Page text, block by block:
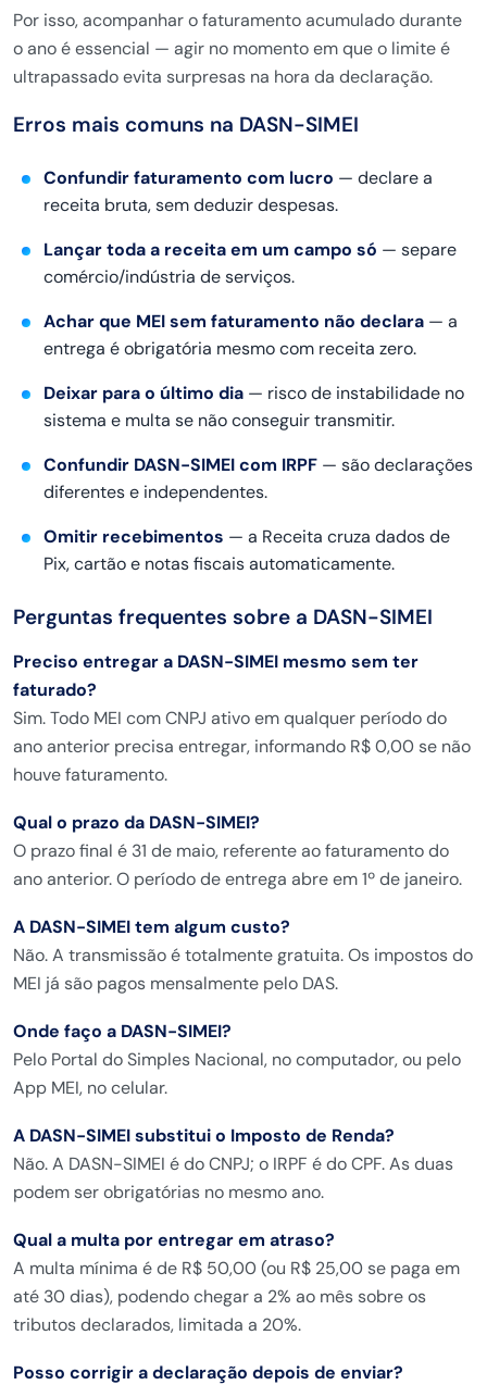
Por isso, acompanhar ofaturamento acumulado durante
o ano éessencial — agir no momento em que o limite é
ultrapassado evita surpresas na hora da declaração.
Erros mais comuns na DASN-SIMEI
Confundir faturamento com lucro — declare a
receita bruta, sem deduzirdespesas.
Lançar toda a receita em um campo só — separe
comércio/indústria deserviços.
Achar que MEI sem faturamento não declara — a
entrega é obrigatória mesmocom receita zero.
Deixar para o último dia — risco de instabilidade no
sistema e multa se nãoconseguir transmitir.
Confundir DASN-SIMEI com IRPF — sãodeclarações
diferentes e independentes.
Omitir recebimentos — a Receita cruza dados de
Pix, cartão e notasfiscais automaticamente.
Perguntas frequentes sobre a DASN-SIMEI
Preciso entregar a DASN-SIMEI mesmo sem ter
faturado?
Sim. Todo MEI comCNPJ ativo em qualquer período do
anoanterior precisa entregar, informando R$ 0,00 se não
houve faturamento.
Qual o prazo da DASN-SIMEI?
O prazofinal é 31 de maio, referente aofaturamento do
ano anterior. O períodode entrega abre em 1º de janeiro.
A DASN-SIMEI tem algum custo?
Não.A transmissão é totalmente gratuita. Os impostos do
MEI já são pagos mensalmente pelo DAS.
Onde faço a DASN-SIMEI?
Pelo Portal do Simples Nacional, no computador, ou pelo
App MEI, no celular.
A DASN-SIMEI substitui o Imposto de Renda?
Não. A DASN-SIMEI é do CNPJ; o IRPF é do CPF. As duas
podem serobrigatórias no mesmo ano.
Qual a multa por entregar em atraso?
A multa mínima é de R$ 50,00 (ou R$ 25,00 se paga em
até 30 dias), podendo chegar a 2% ao mês sobreos
tributos declarados, limitada a 20%.
Posso corrigir a declaração depois de enviar?